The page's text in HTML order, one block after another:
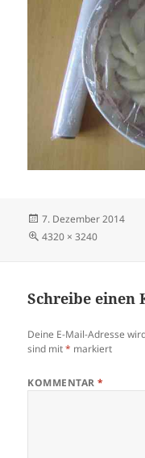
Veröffentlicht
am
7. Dezember 2014
Volle
4320 × 3240
Schreibe einen
Deine E-Mail-Adresse
sind mit* markiert
KOMMENTAR*